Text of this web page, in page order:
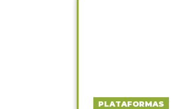
PLATAFORMAS